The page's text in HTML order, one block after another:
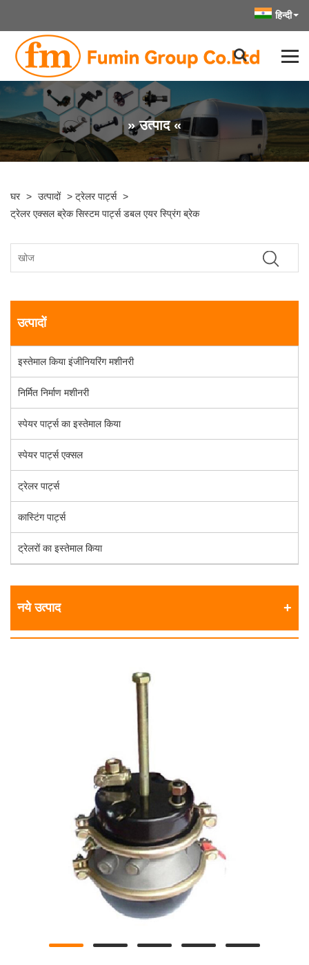
हिन्दी
» उत्पाद «
घर > उत्पादों > ट्रेलर पार्ट्स >
ट्रेलर एक्सल ब्रेक सिस्टम पार्ट्स डबल एयर स्प्रिंग ब्रेक
उत्पादों
इस्तेमाल किया इंजीनियरिंग मशीनरी
निर्मित निर्माण मशीनरी
स्पेयर पार्ट्स का इस्तेमाल किया
स्पेयर पार्ट्स एक्सल
ट्रेलर पार्ट्स
कास्टिंग पार्ट्स
ट्रेलरों का इस्तेमाल किया
नये उत्पाद